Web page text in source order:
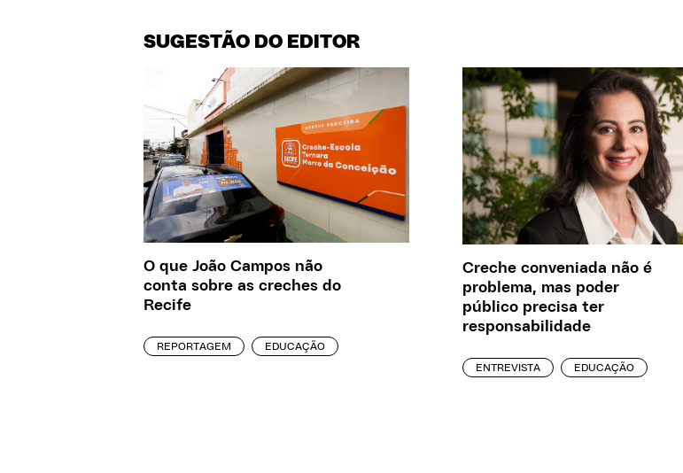
SUGESTÃO DO EDITOR
O que João Campos não
conta sobre as creches do
Recife
REPORTAGEM EDUCAÇÃO
Creche conveniada não é
problema, mas poder
público precisa ter
responsabilidade
ENTREVISTA EDUCAÇÃO